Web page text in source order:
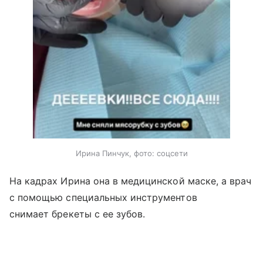
Ирина Пинчук, фото: соцсети
На кадрах Ирина она в медицинской маске, а врач
с помощью специальных инструментов
снимает брекеты с ее зубов.